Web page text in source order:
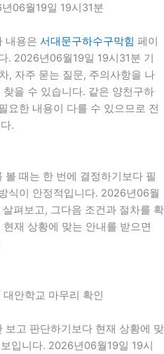
06월19일 19시31분
내용은 서대문구하수구막힘 페이
. 2026년06월19일 19시31분 기
, 자주 묻는 질문, 주의사항을 나
을 수 있습니다. 같은 양천구하
요한 내용이 다를 수 있으므로 전
.
때는 한 번에 결정하기보다 필
식이 안정적입니다. 2026년06월
펴보고, 그다음 조건과 절차를 확
재 상황에 맞는 안내를 받으면
안학교 마무리 확인
보고 판단하기보다 현재 상황에 맞
입니다. 2026년06월19일 19시